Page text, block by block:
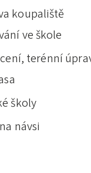
koupaliště
ve škole
terénní
školy
návsi